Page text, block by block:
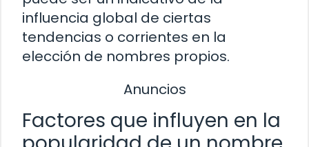
influencia global de ciertas
tendencias o corrientes en la
elección de nombres propios.
Anuncios
Factores que influyen en la